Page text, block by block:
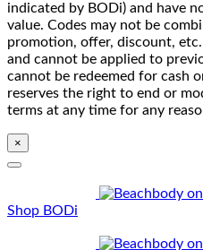
indicated by BODi) and have
value. Codes may not be
promotion, offer, discount,
and cannot be applied to
cannot be redeemed for cash
reserves the right to end or
terms at any time for any
×
Shop BODi